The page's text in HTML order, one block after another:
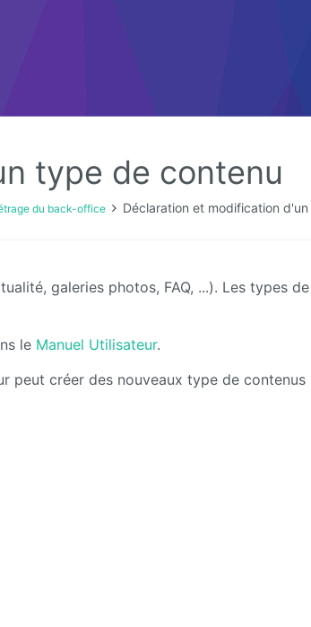
type de contenu
du back-office Déclaration et modification
galeries photos, FAQ, ...). Les types de
le Manuel Utilisateur.
peut créer des nouveaux type de contenus